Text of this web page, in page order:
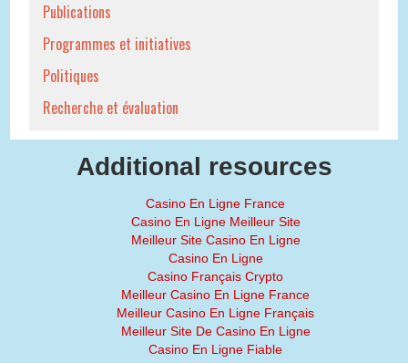
Publications
Programmes et initiatives
Politiques
Recherche et évaluation
Additional resources
Casino En Ligne France
Casino En Ligne Meilleur Site
Meilleur Site Casino En Ligne
Casino En Ligne
Casino Français Crypto
Meilleur Casino En Ligne France
Meilleur Casino En Ligne Français
Meilleur Site De Casino En Ligne
Casino En Ligne Fiable